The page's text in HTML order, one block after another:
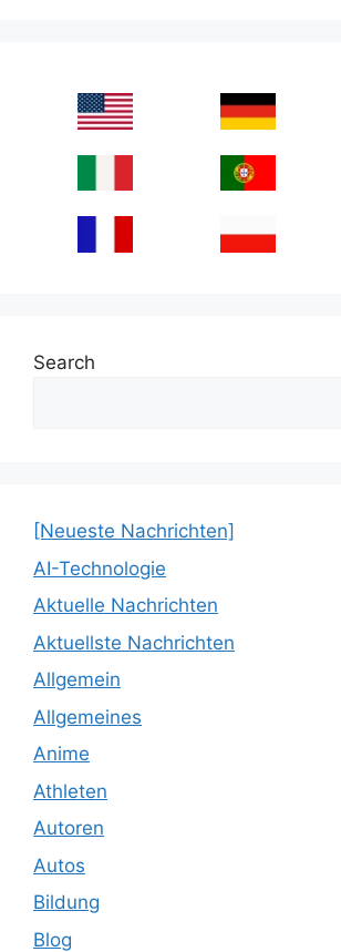
Search
[Neueste Nachrichten]
AI-Technologie
Aktuelle Nachrichten
Aktuellste Nachrichten
Allgemein
Allgemeines
Anime
Athleten
Autoren
Autos
Bildung
Blog